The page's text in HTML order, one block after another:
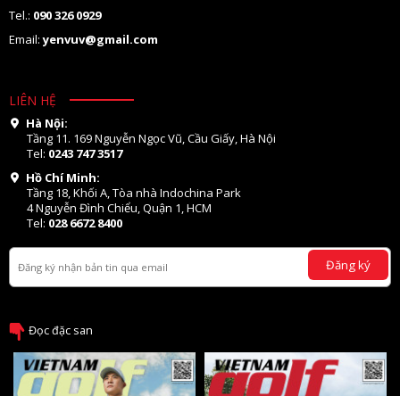
Tel.: 090 326 0929
Email:yenvuv@gmail.com
LIÊN HỆ
Hà Nội:
Tầng 11. 169 Nguyễn Ngọc Vũ, Cầu Giấy, Hà Nội
Tel: 0243 747 3517
Hồ Chí Minh:
Tầng 18, Khối A, Tòa nhà Indochina Park
4 Nguyễn Đình Chiểu, Quận 1, HCM
Tel: 028 6672 8400
Đăng ký
Đọc đặc san